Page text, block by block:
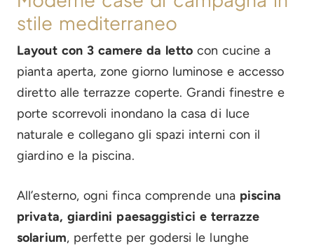
stile mediterraneo
Layout con 3 camere da lettocon cucine a
pianta aperta, zone giorno luminose e accesso
diretto alle terrazze coperte. Grandi finestre e
porte scorrevoli inondano la casa di luce
naturale e collegano gli spazi interni con il
giardino e la piscina.
All’esterno, ogni finca comprende una piscina
privata, giardini paesaggistici e terrazze
solarium, perfette per godersi le lunghe